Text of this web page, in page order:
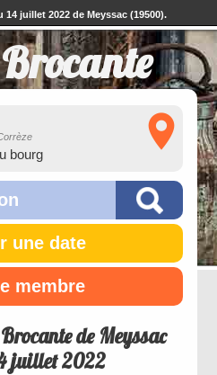
juillet 2022 de Meyssac (19500).
bourg
une date
membre
de Meyssac
juillet 2022